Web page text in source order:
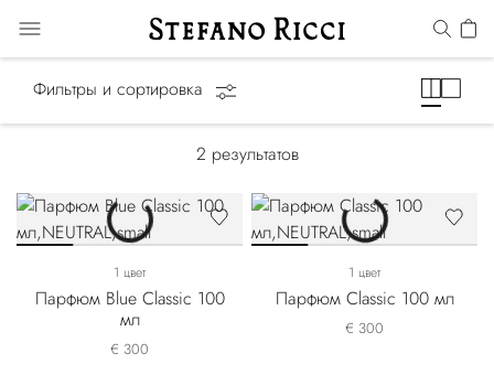
Фильтры и сортировка
2 результатов
1 цвет
Парфюм Blue Classic 100
мл
€ 300
1 цвет
Парфюм Classic 100 мл
€ 300